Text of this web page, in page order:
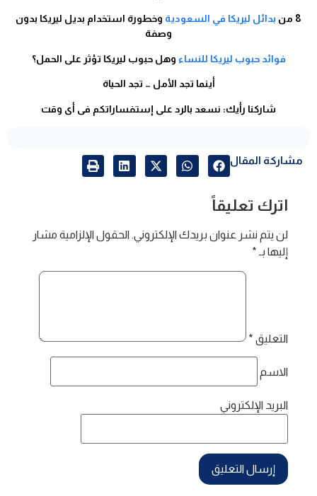
8 من بدائل ليريكا في السعودية وخطورة استخدام بديل ليريكا بدون
وصفة
فوائد حبوب ليريكا للنساء وهل حبوب ليريكا تؤثر على الحمل؟
أينما تجد الأمل … تجد الحياة
شاركنا رأيك: نسعد بالرد على إستفساراتكم فى أى وقت
مشاركة المقال
اترك تعليقاً
لن يتم نشر عنوان بريدك الإلكتروني. الحقول الإلزامية مشار
إليها بـ *
التعليق *
الاسم
البريد الإلكتروني